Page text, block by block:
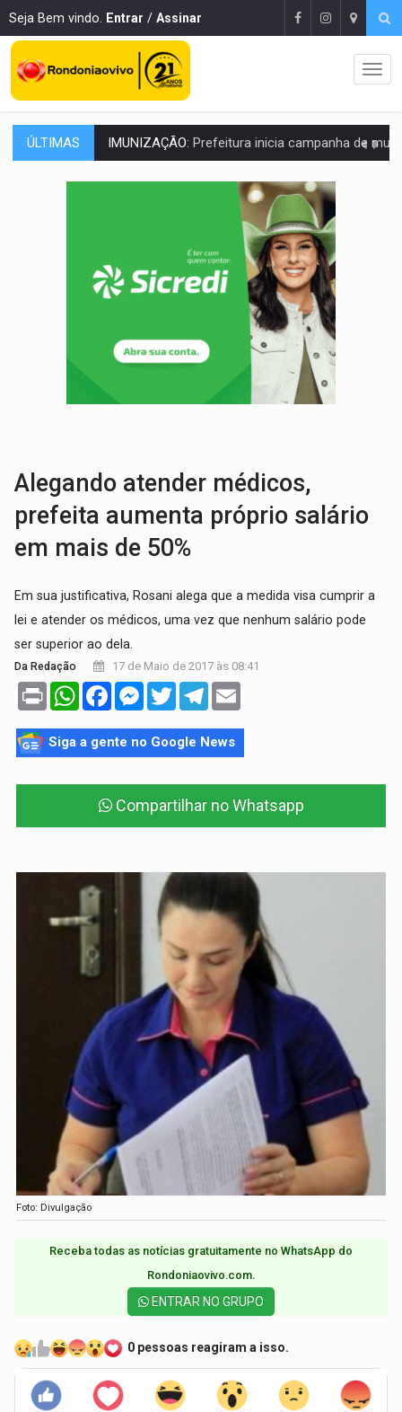
Seja Bem vindo. Entrar / Assinar
ÚLTIMAS QUIRINUS:Draco faz operação para prender faccionados que atacaram
TRAFICANTE PRESO:Operação Brasil Contra o Crime apreende quase meia
Trabalho inédito vai garantir água potável para
FAMÍLIA MORREU:Identificadas as cinco vítimas de acidente na BR-364,
BRASIL CONTRA O CRIME:Acusado de guardar armas de facção é preso com
Sobe para cinco o número de mortos em colisão entre carreta e
TRANSPORTE DE ARROZ: MPF assegura cumprimento da legislação sobre transporte
DEEPFAKE: Sancionada lei contra violência sexual infantil na
Alegando atender médicos,
prefeita aumenta próprio salário
em mais de 50%
Em sua justificativa, Rosani alega que a medida visa cumprir a
lei e atender os médicos, uma vez que nenhum salário pode
ser superior ao dela.
Da Redação 17 de Maio de 2017 às 08:41
Print WhatsAppFacebookMessenger
TwitterTelegram
Siga a gente no Google News
Compartilhar no Whatsapp
Foto: Divulgação
Receba todas as notícias gratuitamente no WhatsApp do
Rondoniaovivo.com.​
ENTRAR NO GRUPO
0 pessoas reagiram a isso.